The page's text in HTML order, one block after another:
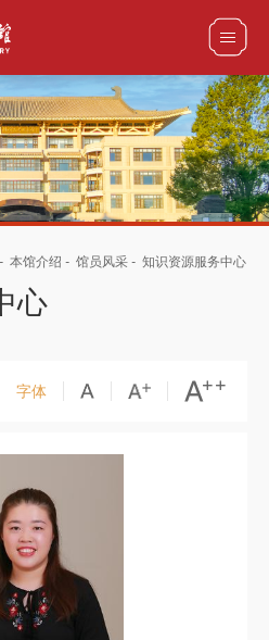
- 本馆介绍 - 馆员风采 - 知识资源服务中心
心
字体